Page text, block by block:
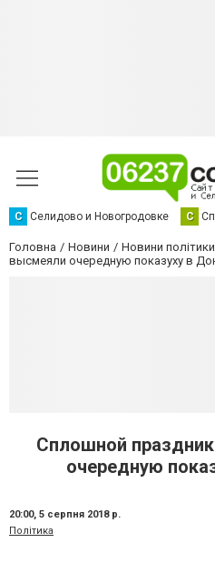
С Селидово и Новогродовке С
Головна Новини Новини політики
высмеяли очередную показуху в
Сплошной
очередную
20:00, 5 серпня 2018 р.
Політика